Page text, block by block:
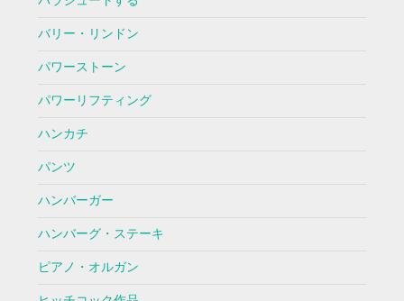
バリー・リンドン
パワーストーン
パワーリフティング
ハンカチ
パンツ
ハンバーガー
ハンバーグ・ステーキ
ピアノ・オルガン